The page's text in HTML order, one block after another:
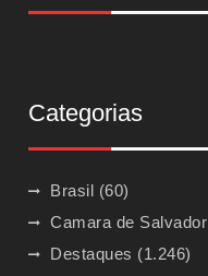
Categorias
Brasil (60)
Camara de Salvador
Destaques (1.246)